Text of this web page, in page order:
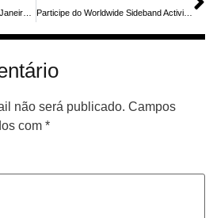
Participe do Worldwide Sideband Activity Contest: Uma Oportunidade Global para Amadores de Rádio em Janeiro
não será publicado. Campos
com *